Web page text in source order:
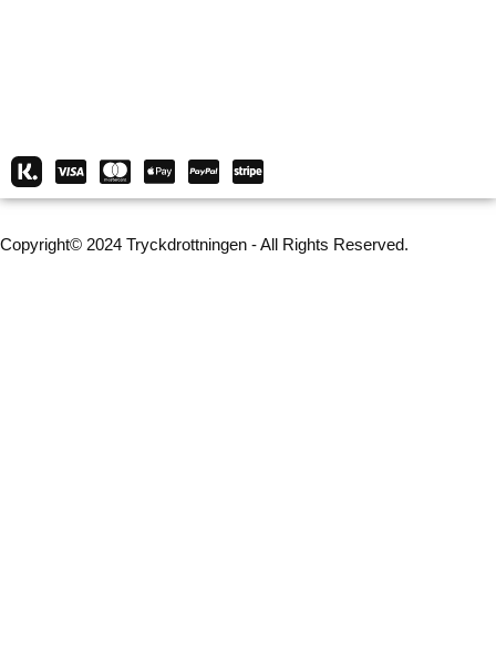
Copyright© 2024 Tryckdrottningen - All Rights Reserved.